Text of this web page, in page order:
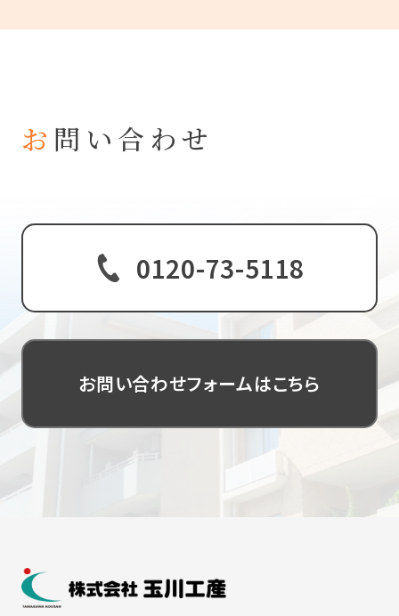
お 問い合わせ
不動産に関するご相談やご質問など、どんなことでも
ぜひお聞かせください。0120-73-5118
お問い合わせフォームはこちら